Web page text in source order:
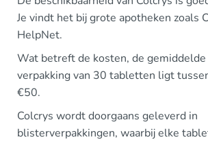
Je vindt het bij grote apotheken zoals
HelpNet.
Wat betreft de kosten, de gemiddelde
verpakking van 30 tabletten ligt
€50.
Colcrys wordt doorgaans geleverd in
blisterverpakkingen, waarbij elke